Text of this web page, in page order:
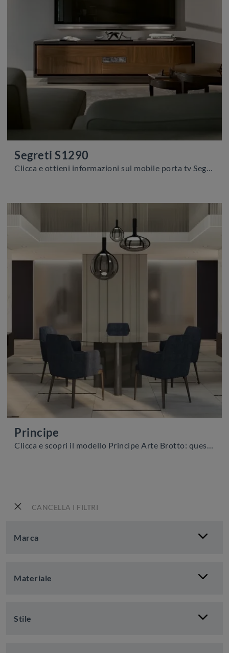
CANCELLA I FILTRI
Marca
Materiale
Stile
Segreti S1290
Clicca e ottieni informazioni sul mobile porta tv Segreti S1290 di Arte Brotto: realizzato in legno, è il prodotto perfetto per spazi moderni.
Principe
Clicca e scopri il modello Principe Arte Brotto: questo mobile per la televisione in legno è tra le più belle soluzioni per il living.